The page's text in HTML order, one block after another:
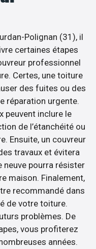
Polignan (31), il
certaines étapes
professionnel
Certes, une toiture
des fuites ou des
réparation urgente.
peuvent inclure le
de l’étanchéité ou
Ensuite, un couvreur
travaux et évitera
pourra résister
maison. Finalement,
recommandé dans
de votre toiture.
problèmes. De
vous profiterez
années.